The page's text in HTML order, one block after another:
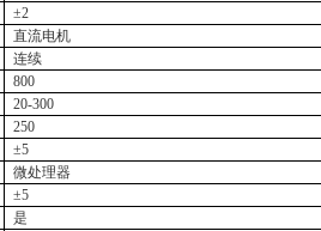
±2
直流电机
连续
800
20-300
250
±5
微处理器
±5
是